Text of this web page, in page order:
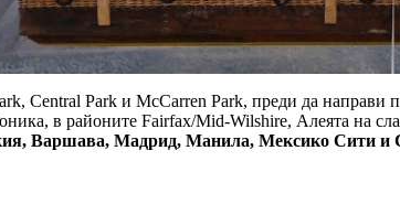
Central Park и McCarren Park, преди да направи
в районите Fairfax/Mid-Wilshire, Алеята на
Варшава, Мадрид, Манила, Мексико Сити и